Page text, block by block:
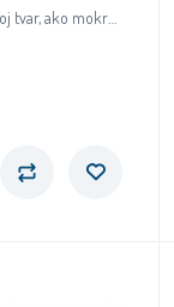
tvar, ako mokrý